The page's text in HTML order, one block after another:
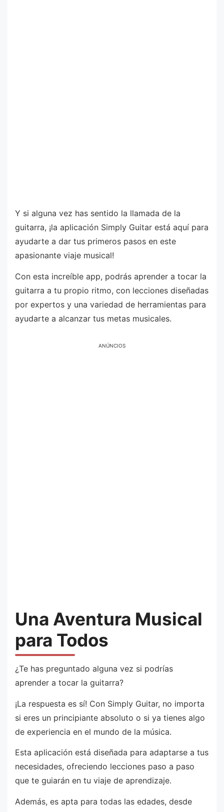
Y si alguna vez has sentido la llamada de la
guitarra, ¡la aplicación Simply Guitar está aquí para
ayudarte a dar tus primeros pasos en este
apasionante viaje musical!
Con esta increíble app, podrás aprender a tocar la
guitarra a tu propio ritmo, con lecciones diseñadas
por expertos y una variedad de herramientas para
ayudarte a alcanzar tus metas musicales.
ANÚNCIOS
Una Aventura Musical
para Todos
¿Te has preguntado alguna vez si podrías
aprender a tocar la guitarra?
¡La respuesta es sí! Con Simply Guitar, no importa
si eres un principiante absoluto o si ya tienes algo
de experiencia en el mundo de la música.
Esta aplicación está diseñada para adaptarse a tus
necesidades, ofreciendo lecciones paso a paso
que te guiarán en tu viaje de aprendizaje.
Además, es apta para todas las edades, desde